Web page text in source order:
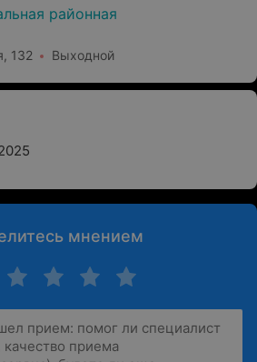
районная
132 Выходной
мнением